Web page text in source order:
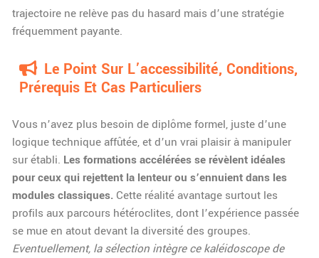
trajectoire ne relève pas du hasard mais d’une stratégie
fréquemment payante.
Le Point Sur L’accessibilité, Conditions,
Prérequis Et Cas Particuliers
Vous n’avez plus besoin de diplôme formel, juste d’une
logique technique affûtée, et d’un vrai plaisir à manipuler
sur établi. Les formations accélérées se révèlent idéales
pour ceux qui rejettent la lenteur ou s’ennuient dans les
modules classiques. Cette réalité avantage surtout les
profils aux parcours hétéroclites, dont l’expérience passée
se mue en atout devant la diversité des groupes.
Eventuellement, la sélection intègre ce kaléidoscope de